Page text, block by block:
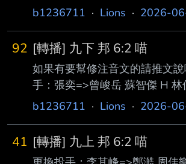
傑憲 S B B 感覺接近 F B 130
b1236711 · Lions · 2026-
92 [轉播] 九下 邦 6:2 喵
如果有要幫修注音文的請推文
手：張奕=>曾峻岳 蘇智傑 H 林
BB 朱迦恩 K 陳聖平 FO --
b1236711 · Lions · 2026-
41 [轉播] 九上 邦 6:2 喵